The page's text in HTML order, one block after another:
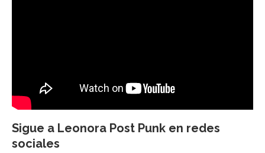
Sigue a Leonora Post Punk en redes
sociales